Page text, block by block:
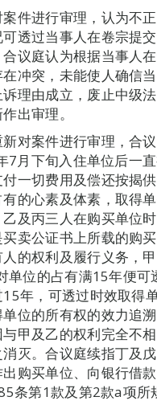
件进行审理，认为不
透过当事人在卷宗提
议庭认为根据当事人
冲突，未能使人确信
理由成立，废止中级
出审理。
对案件进行审理，合
7月下旬入住单位后一
一切费用及偿还按揭
的心素及体素，取得
及丙三人在购买单位
卖公证书上所载的购
的权利及履行义务，
单位的占有满15年便
年，可透过时效取得
位的所有权的效力追
甲及乙的权利完全不
灭。合议庭续指丁及
购买单位、向银行借
条第1款及第2款a项所